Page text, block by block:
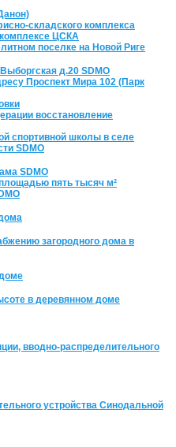
складского комплекса
ЦСКА
поселке на Новой Риге
д.20 SDMO
Проспект Мира 102 (Парк
восстановление
спортивной школы в селе
SDMO
SDMO
пять тысяч м²
загородного дома в
в деревянном доме
вводно-распределительного
устройства Синодальной